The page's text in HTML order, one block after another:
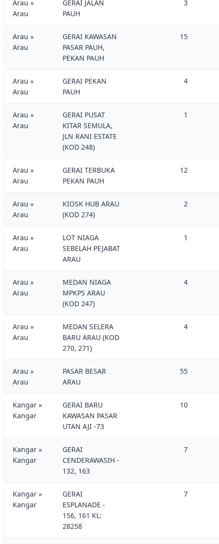
Arau »
Arau
GERAI JALAN
PAUH
3
Arau »
Arau
GERAI KAWASAN
PASAR PAUH,
PEKAN PAUH
15
Arau »
Arau
GERAI PEKAN
PAUH
4
Arau »
Arau
GERAI PUSAT
KITAR SEMULA,
JLN RANI ESTATE
(KOD 248)
1
Arau »
Arau
GERAI TERBUKA
PEKAN PAUH
12
Arau »
Arau
KIOSK HUB ARAU
(KOD 274)
2
Arau »
Arau
LOT NIAGA
SEBELAH PEJABAT
ARAU
1
Arau »
Arau
MEDAN NIAGA
MPKPS ARAU
(KOD 247)
4
Arau »
Arau
MEDAN SELERA
BARU ARAU (KOD
270, 271)
4
Arau »
Arau
PASAR BESAR
ARAU
55
Kangar »
Kangar
GERAI BARU
KAWASAN PASAR
UTAN AJI -73
10
Kangar »
Kangar
GERAI
CENDERAWASIH -
132, 163
7
Kangar »
Kangar
GERAI
ESPLANADE -
156, 161 KL:
28258
7